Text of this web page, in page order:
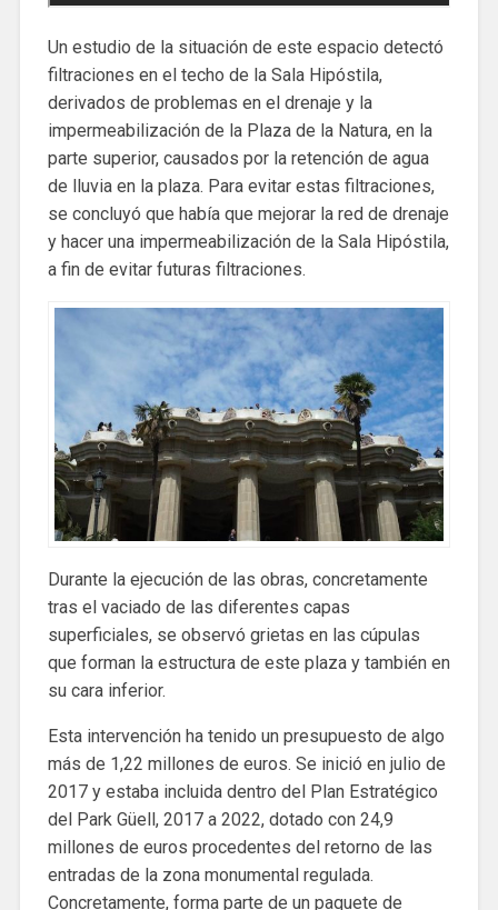
Un estudio de la situación de este espacio detectó
filtraciones en el techo de la Sala Hipóstila,
derivados de problemas en el drenaje y la
impermeabilización de la Plaza de la Natura, en la
parte superior, causados ​​por la retención de agua
de lluvia en la plaza. Para evitar estas filtraciones,
se concluyó que había que mejorar la red de drenaje
y hacer una impermeabilización de la Sala Hipóstila,
a fin de evitar futuras filtraciones.
Durante la ejecución de las obras, concretamente
tras el vaciado de las diferentes capas
superficiales, se observó grietas en las cúpulas
que forman la estructura de este plaza y también en
su cara inferior.
Esta intervención ha tenido un presupuesto de algo
más de 1,22 millones de euros. Se inició en julio de
2017 y estaba incluida dentro del Plan Estratégico
del Park Güell, 2017 a 2022, dotado con 24,9
millones de euros procedentes del retorno de las
entradas de la zona monumental regulada.
Concretamente, forma parte de un paquete de